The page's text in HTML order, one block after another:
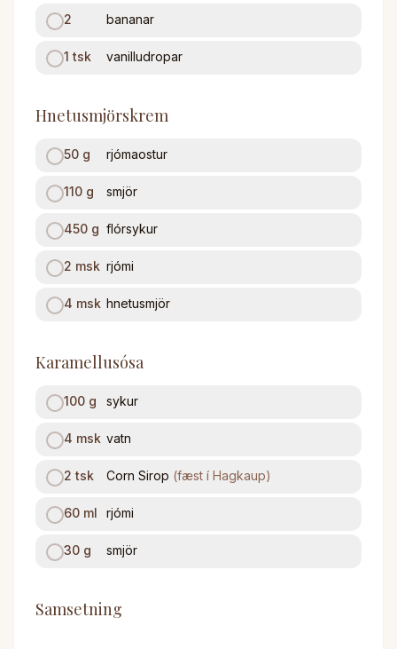
2 bananar
1 tsk vanilludropar
Hnetusmjörskrem
50 g rjómaostur
110 g smjör
450 g flórsykur
2 msk rjómi
4 msk hnetusmjör
Karamellusósa
100 g sykur
4 msk vatn
2 tsk Corn Sirop (fæst í Hagkaup)
60 ml rjómi
30 g smjör
Samsetning